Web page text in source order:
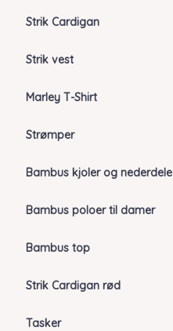
Strik Cardigan
Strik vest
Marley T-Shirt
Strømper
Bambus kjoler og nederdele
Bambus poloer til damer
Bambus top
Strik Cardigan rød
Tasker